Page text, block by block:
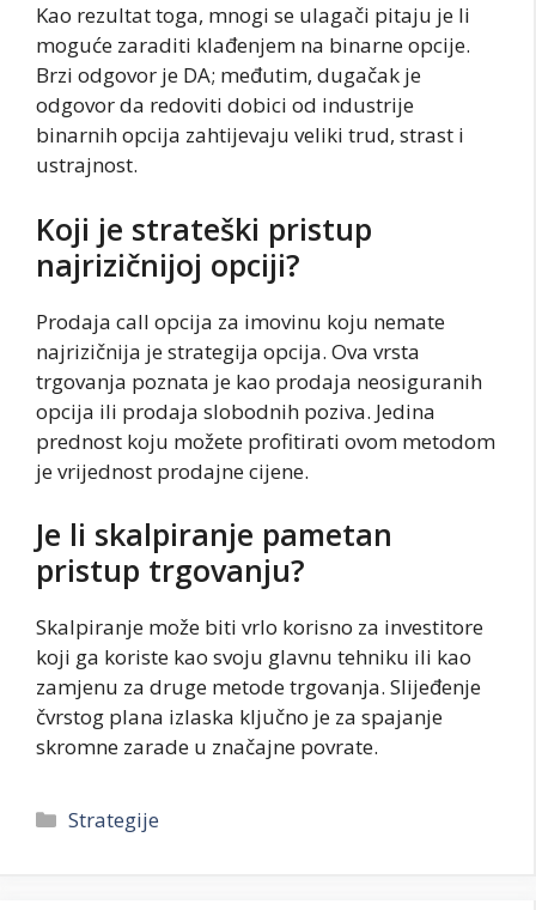
Kao rezultat toga, mnogi se ulagači pitaju je li
moguće zaraditi klađenjem na binarne opcije.
Brzi odgovor je DA; međutim, dugačak je
odgovor da redoviti dobici od industrije
binarnih opcija zahtijevaju veliki trud, strast i
ustrajnost.
Koji je strateški pristup
najrizičnijoj opciji?
Prodaja call opcija za imovinu koju nemate
najrizičnija je strategija opcija. Ova vrsta
trgovanja poznata je kao prodaja neosiguranih
opcija ili prodaja slobodnih poziva. Jedina
prednost koju možete profitirati ovom metodom
je vrijednost prodajne cijene.
Je li skalpiranje pametan
pristup trgovanju?
Skalpiranje može biti vrlo korisno za investitore
koji ga koriste kao svoju glavnu tehniku ili kao
zamjenu za druge metode trgovanja. Slijeđenje
čvrstog plana izlaska ključno je za spajanje
skromne zarade u značajne povrate.
Kategorije
Strategije